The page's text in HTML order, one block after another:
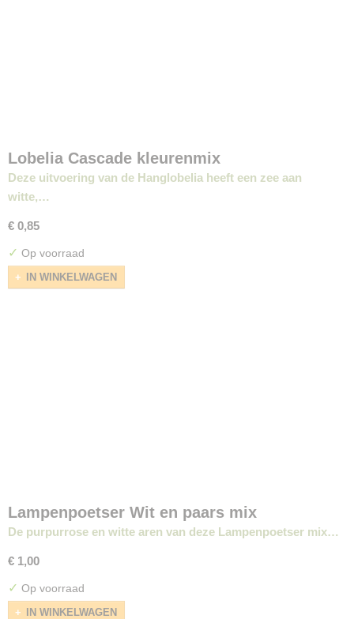
Lobelia Cascade kleurenmix
Deze uitvoering van de Hanglobelia heeft een zee aan
witte,…
€ 0,85
✓ Op voorraad
IN WINKELWAGEN
Lampenpoetser Wit en paars mix
De purpurrose en witte aren van deze Lampenpoetser mix…
€ 1,00
✓ Op voorraad
IN WINKELWAGEN